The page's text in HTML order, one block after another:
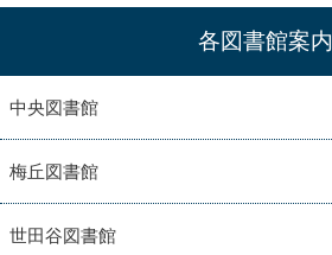
各図書館案内
中央図書館
梅丘図書館
世田谷図書館